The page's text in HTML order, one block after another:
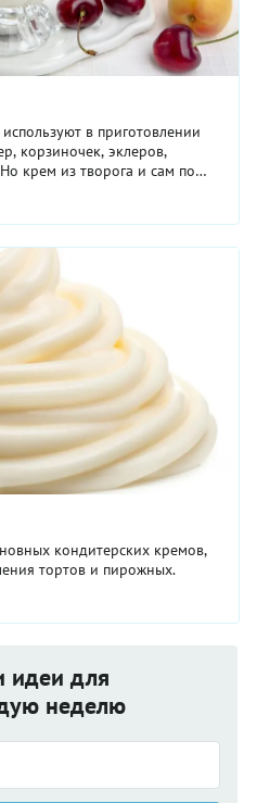
в приготовлении
корзиночек, эклеров,
крем из творога и сам по
десерт.
кондитерских кремов,
тортов и пирожных.
идеи для
неделю